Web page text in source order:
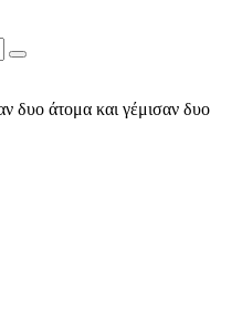
Αναζήτηση
δυο άτομα και γέμισαν δυο